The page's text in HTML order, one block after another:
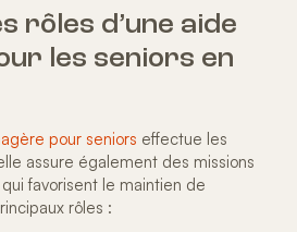
rôles d’une aide
les seniors en
pour seniors effectue les
assure également des missions
favorisent le maintien de
rôles :